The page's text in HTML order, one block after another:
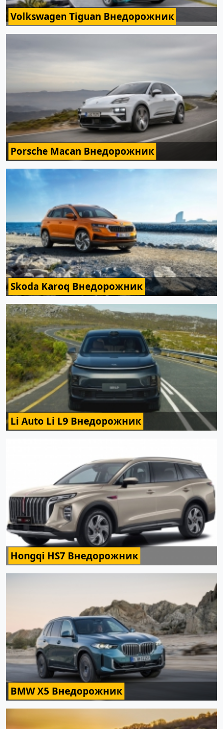
Volkswagen Tiguan Внедорожник
Porsche Macan Внедорожник
Skoda Karoq Внедорожник
Li Auto Li L9 Внедорожник
Hongqi HS7 Внедорожник
BMW X5 Внедорожник